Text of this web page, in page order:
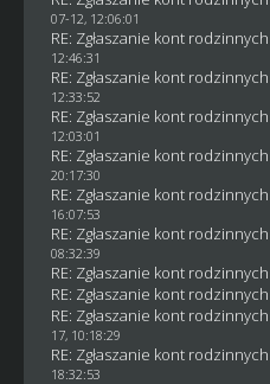
07-12, 12:06:01
RE: Zgłaszanie kont rodzinnych
12:46:31
RE: Zgłaszanie kont rodzinnych
12:33:52
RE: Zgłaszanie kont rodzinnych
12:03:01
RE: Zgłaszanie kont rodzinnych
20:17:30
RE: Zgłaszanie kont rodzinnych
16:07:53
RE: Zgłaszanie kont rodzinnych
08:32:39
RE: Zgłaszanie kont rodzinnych
RE: Zgłaszanie kont rodzinnych
RE: Zgłaszanie kont rodzinnych
17, 10:18:29
RE: Zgłaszanie kont rodzinnych
18:32:53